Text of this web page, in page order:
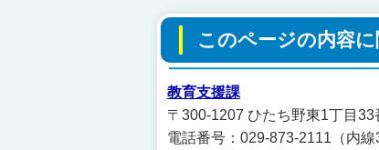
このページの内容
教育支援課
〒300-1207 ひたち野東1丁目
電話番号：029-873-2111（内線